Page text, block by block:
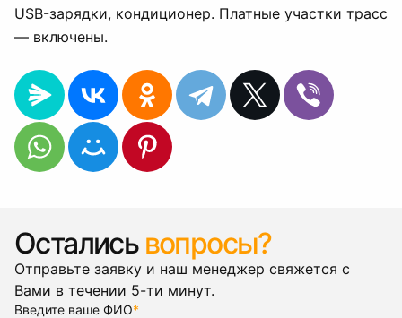
USB-зарядки, кондиционер. Платные участки трасс
— включены.
Остались вопросы?
Отправьте заявку и наш менеджер свяжется с
Вами в течении 5-ти минут.
Введите ваше ФИО*